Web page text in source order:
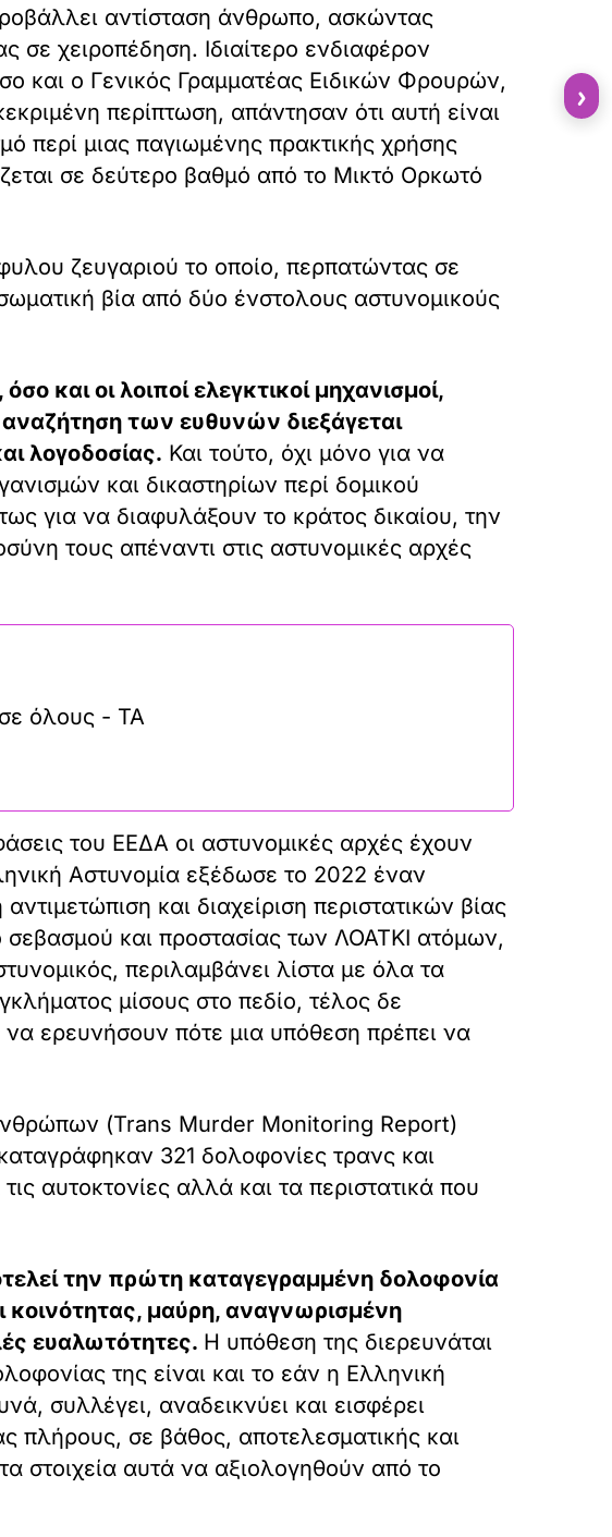
αντίσταση άνθρωπο, ασκώντας
χειροπέδηση. Ιδιαίτερο ενδιαφέρον
και ο Γενικός Γραμματέας Ειδικών Φρουρών,
περίπτωση, απάντησαν ότι αυτή είναι
περί μιας παγιωμένης πρακτικής χρήσης
σε δεύτερο βαθμό από το Μικτό Ορκωτό
ζευγαριού το οποίο, περπατώντας σε
βία από δύο ένστολους αστυνομικούς
και οι λοιποί ελεγκτικοί μηχανισμοί,
των ευθυνών διεξάγεται
λογοδοσίας. Και τούτο, όχι μόνο για να
και δικαστηρίων περί δομικού
για να διαφυλάξουν το κράτος δικαίου, την
τους απέναντι στις αστυνομικές αρχές
σε όλους - ΤΑ
του ΕΕΔΑ οι αστυνομικές αρχές έχουν
Αστυνομία εξέδωσε το 2022 έναν
και διαχείριση περιστατικών βίας
και προστασίας των ΛΟΑΤΚΙ ατόμων,
περιλαμβάνει λίστα με όλα τα
μίσους στο πεδίο, τέλος δε
να ερευνήσουν πότε μια υπόθεση πρέπει να
(Trans Murder Monitoring Report)
321 δολοφονίες τρανς και
αυτοκτονίες αλλά και τα περιστατικά που
την πρώτη καταγεγραμμένη δολοφονία
μαύρη, αναγνωρισμένη
ευαλωτότητες. Η υπόθεση της διερευνάται
της είναι και το εάν η Ελληνική
συλλέγει, αναδεικνύει και εισφέρει
πλήρους, σε βάθος, αποτελεσματικής και
στοιχεία αυτά να αξιολογηθούν από το
›